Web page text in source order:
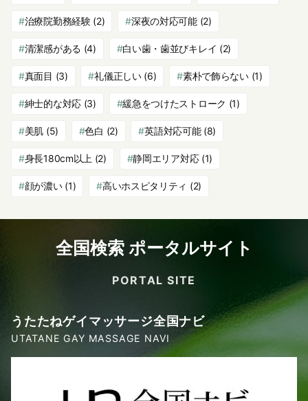
治療院勤務経験(2) 深夜の対応可能(2)
清潔感がある (4) 白い歯・歯並びキレイ (2)
真面目 (3) 礼儀正しい(6) 素朴で飾らない(1)
紳士的な対応(3) 緩急をつけたストローク (1)
美肌 (5) 色白 (2) 英語対応可能(8)
身長180cm以上 (2) 静岡エリア対応(1)
顔が濃い(1) 高いホスピタリティ (2)
全国検索 ポータルサイト
PORTAL SITE
うたたねゲイマッサージ全国ナビ
UTATANE GAY MASSAGE NAVI